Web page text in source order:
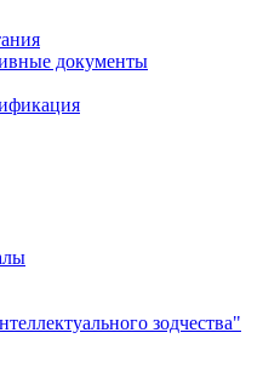
документы
зодчества"